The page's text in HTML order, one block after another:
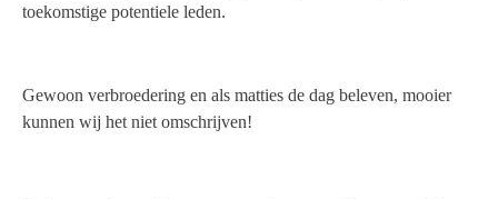
toekomstige potentiele leden.
Gewoon verbroedering en als matties de dag beleven, mooier
kunnen wij het niet omschrijven!